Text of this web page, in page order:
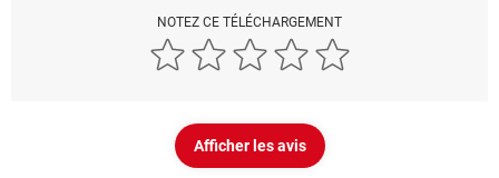
NOTEZ CE TÉLÉCHARGEMENT
Afficher les avis